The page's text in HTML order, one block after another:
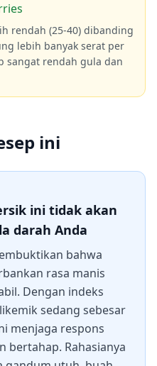
rendah (25-40) dibanding
lebih banyak serat per
sangat rendah gula dan
ini
ini tidak akan
darah Anda
bahwa
rasa manis
Dengan indeks
sedang sebesar
menjaga respons
bertahap. Rahasianya